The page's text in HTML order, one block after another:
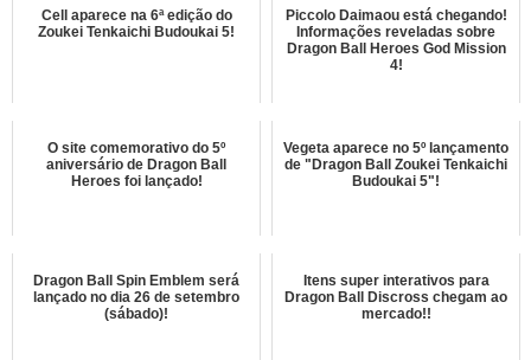
Cell aparece na 6ª edição do
Zoukei Tenkaichi Budoukai 5!
Piccolo Daimaou está chegando!
Informações reveladas sobre
Dragon Ball Heroes God Mission
4!
O site comemorativo do 5º
aniversário de Dragon Ball
Heroes foi lançado!
Vegeta aparece no 5º lançamento
de "Dragon Ball Zoukei Tenkaichi
Budoukai 5"!
Dragon Ball Spin Emblem será
lançado no dia 26 de setembro
(sábado)!
Itens super interativos para
Dragon Ball Discross chegam ao
mercado!!